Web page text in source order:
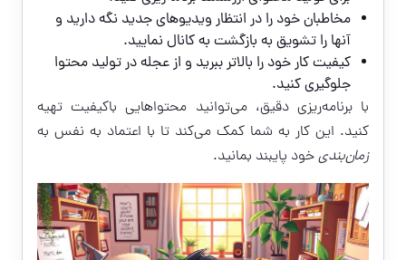
مخاطبان خود را در انتظار ویدیوهای جدید نگه دارید و
آنها را تشویق به بازگشت به کانال نمایید.
کیفیت کار خود را بالاتر ببرید و از عجله در تولید محتوا
جلوگیری کنید.
با برنامه‌ریزی دقیق، می‌توانید محتواهایی باکیفیت تهیه
کنید. این کار به شما کمک می‌کند تا با اعتماد به نفس به
زمان‌بندیخود پایبند بمانید.